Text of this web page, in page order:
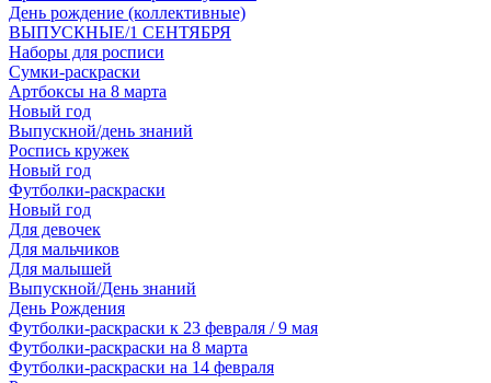
День рождение (коллективные)
ВЫПУСКНЫЕ/1 СЕНТЯБРЯ
Наборы для росписи
Сумки-раскраски
Артбоксы на 8 марта
Новый год
Выпускной/день знаний
Роспись кружек
Новый год
Футболки-раскраски
Новый год
Для девочек
Для мальчиков
Для малышей
Выпускной/День знаний
День Рождения
Футболки-раскраски к 23 февраля / 9 мая
Футболки-раскраски на 8 марта
Футболки-раскраски на 14 февраля